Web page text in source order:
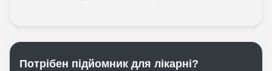
Потрібен підйомник для лікарні?